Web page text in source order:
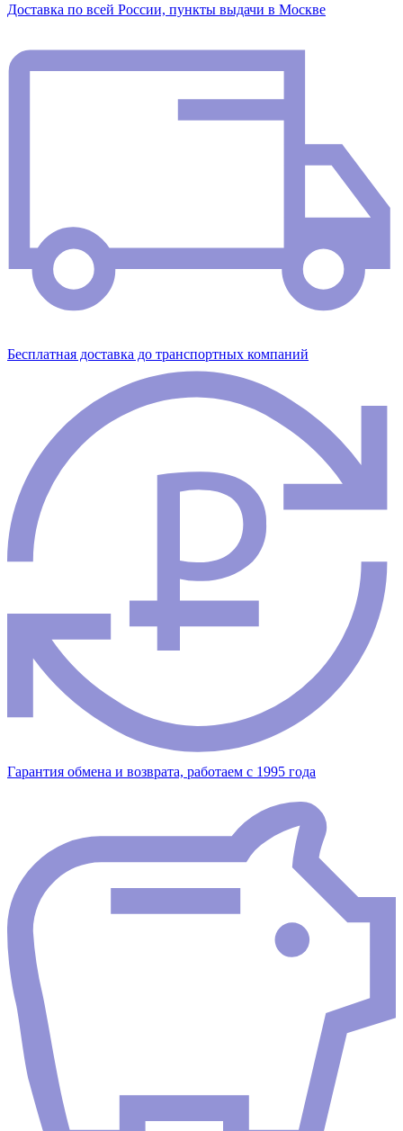
Доставка по всей России, пункты выдачи в Москве
Бесплатная доставка до транспортных компаний
Гарантия обмена и возврата, работаем с 1995 года